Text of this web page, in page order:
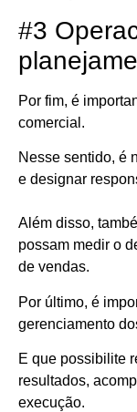
#3
Por fim, é
comercial.
Nesse sentido, é
e designar
Além disso,
possam medir o
de vendas.
Por último, é
gerenciamento
E que possibilite
resultados,
execução.